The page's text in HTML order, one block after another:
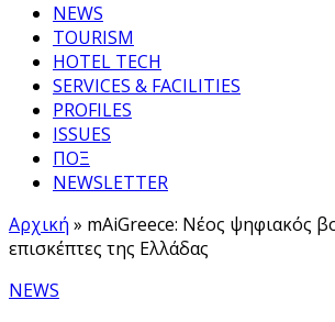
NEWS
TOURISM
HOTEL TECH
SERVICES & FACILITIES
PROFILES
ISSUES
ΠΟΞ
NEWSLETTER
Αρχική » mAiGreece: Νέος ψηφιακός
επισκέπτες της Ελλάδας
NEWS